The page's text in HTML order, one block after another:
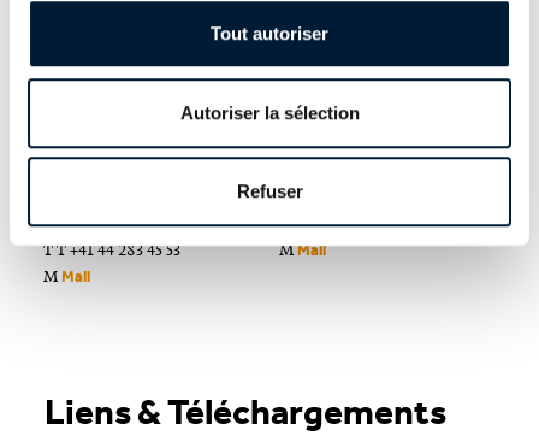
Tout autoriser
Autoriser la sélection
Refuser
Michel Lang
employés de commerce
T T +41 44 283 45 53
MMail
Communication
commerce
T +41 32 721 21 37
MMail
Liens & Téléchargements